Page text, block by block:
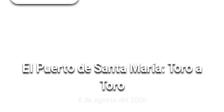
El Puerto de Santa María: Toro a
Toro